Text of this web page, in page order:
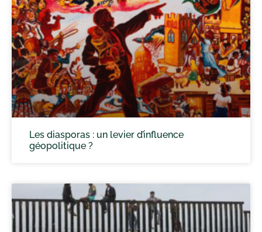
Les diasporas : un levier d’influence
géopolitique ?